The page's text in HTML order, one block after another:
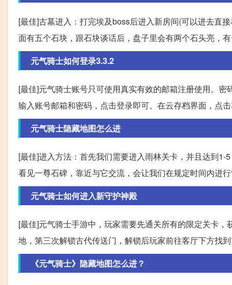
[最佳]古墓进入：打完埃及boss后进入新房间(可以进去直
面有五个石块，跟石块谈话后，盘子里会有两个石头亮，
元气骑士如何登录3.3.2
[最佳]元气骑士账号只可使用真实有效的邮箱注册使用。
输入账号邮箱和密码，点击登录即可。在云存档界面，点
元气骑士隐藏地图怎么进
[最佳]进入方法：首先我们需要进入雨林关卡，并且达到
看见一尊石碑，靠近与它交流，会让我们在规定时间内进
元气骑士如何进入新守护神殿
[最佳]元气骑士手游中，玩家需要先通关所有的限定关卡
地，第三次解锁古代传送门，解锁后玩家前往客厅下方找
《元气骑士》隐藏地图怎么进？